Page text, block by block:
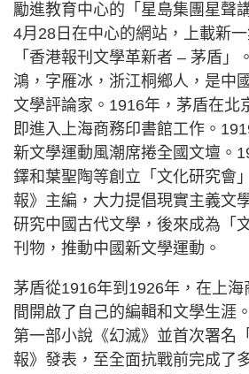
勵進教育中心的「星島集團星聲
4月28日在中心的網站，上載新一
「香港報刊文學革新者 – 茅盾」
鴻，字雁冰，浙江桐鄉人，是中
文學評論家。1916年，茅盾在北
即進入上海商務印書館工作。
新文學運動風潮席捲全國文壇。
鐸和葉聖陶等創立「文化研究會
報》主編，大力提倡現實主義文
研究中國古代文學，後來成為「
刊物，推動中國新文學運動。
茅盾從1916年到1926年，在上
間開啟了自己的編輯和文學生涯
第一部小說《幻滅》並首次署名
報》發表，至全面抗戰前完成了